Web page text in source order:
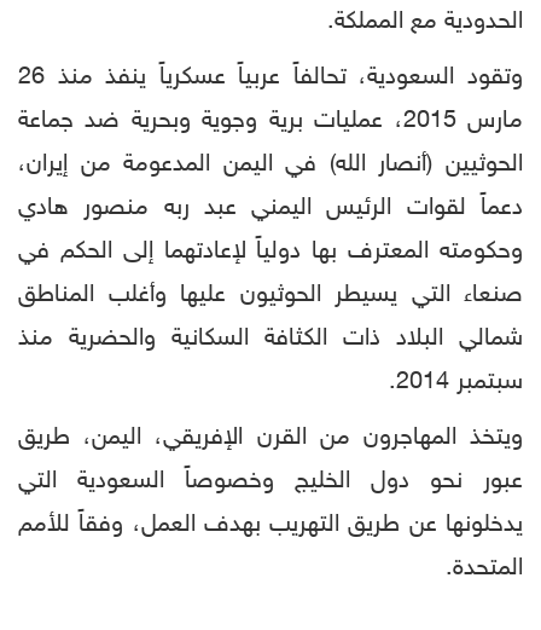
الحدودية مع المملكة.
وتقود السعودية، تحالفاً عربياً عسكرياً ينفذ منذ 26
مارس 2015، عمليات برية وجوية وبحرية ضد جماعة
الحوثيين (أنصار الله) في اليمن المدعومة من إيران،
دعماً لقوات الرئيس اليمني عبد ربه منصور هادي
وحكومته المعترف بها دولياً لإعادتهما إلى الحكم في
صنعاء التي يسيطر الحوثيون عليها وأغلب المناطق
شمالي البلاد ذات الكثافة السكانية والحضرية منذ
سبتمبر 2014.
ويتخذ المهاجرون من القرن الإفريقي، اليمن، طريق
عبور نحو دول الخليج وخصوصاً السعودية التي
يدخلونها عن طريق التهريب بهدف العمل، وفقاً للأمم
المتحدة.